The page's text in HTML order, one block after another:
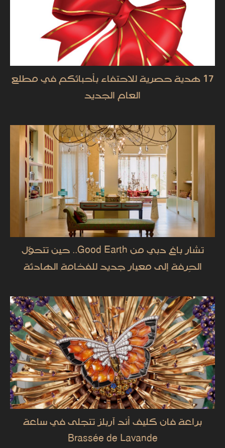
17 هدية حصرية للاحتفاء بأحبائكم في مطلع
العام الجديد
تشار باغ دبي من Good Earth.. حين تتحوّل
الحِرفة إلى معيار جديد للفخامة الهادئة
براعة فان كليف أند آربلز تتجلى في ساعة
Brassée de Lavande